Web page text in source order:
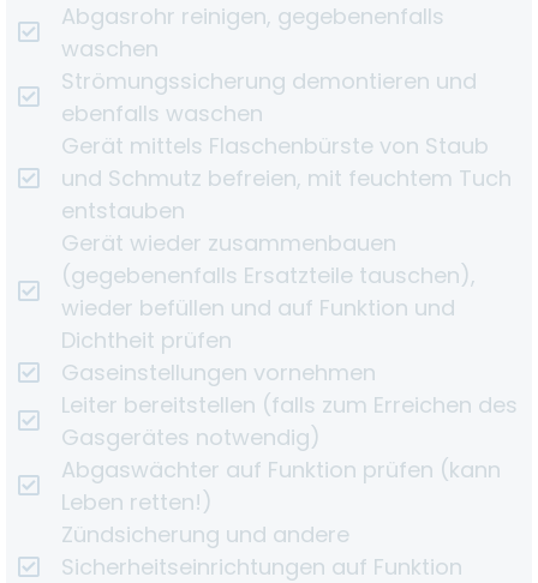
Abgasrohr reinigen, gegebenenfalls
waschen
Strömungssicherung demontieren und
ebenfalls waschen
Gerät mittels Flaschenbürste von Staub
und Schmutz befreien, mit feuchtem Tuch
entstauben
Gerät wieder zusammenbauen
(gegebenenfalls Ersatzteile tauschen),
wieder befüllen und auf Funktion und
Dichtheit prüfen
Gaseinstellungen vornehmen
Leiter bereitstellen (falls zum Erreichen des
Gasgerätes notwendig)
Abgaswächter auf Funktion prüfen (kann
Leben retten!)
Zündsicherung und andere
Sicherheitseinrichtungen auf Funktion